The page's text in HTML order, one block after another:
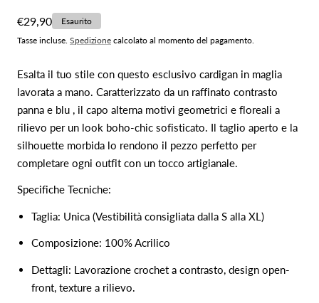
Prezzo
normale
€29,90
Esaurito
Tasse incluse. Spedizione calcolato al momento del pagamento.
Esalta il tuo stile con questo esclusivo cardigan in maglia
lavorata a mano. Caratterizzato da un raffinato contrasto
panna e blu , il capo alterna motivi geometrici e floreali a
rilievo per un look boho-chic sofisticato. Il taglio aperto e la
silhouette morbida lo rendono il pezzo perfetto per
completare ogni outfit con un tocco artigianale.
Specifiche Tecniche:
Taglia: Unica (Vestibilità consigliata dalla S alla XL)
Composizione: 100% Acrilico
Dettagli: Lavorazione crochet a contrasto, design open-
front, texture a rilievo.